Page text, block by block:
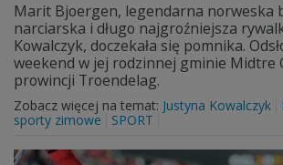
Marit Bjoergen, legendarna norweska
narciarska i długo najgroźniejsza
Kowalczyk, doczekała się pomnika.
weekend w jej rodzinnej gminie Midtre
prowincji Troendelag.
Zobacz więcej na temat: Justyna Kowalczyk
sporty zimowe
SPORT